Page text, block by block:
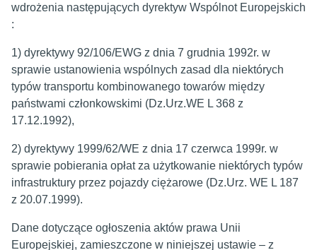
wdrożenia następujących dyrektyw Wspólnot Europejskich
:
1) dyrektywy 92/106/EWG z dnia 7 grudnia 1992r. w
sprawie ustanowienia wspólnych zasad dla niektórych
typów transportu kombinowanego towarów między
państwami członkowskimi (Dz.Urz.WE L 368 z
17.12.1992),
2) dyrektywy 1999/62/WE z dnia 17 czerwca 1999r. w
sprawie pobierania opłat za użytkowanie niektórych typów
infrastruktury przez pojazdy ciężarowe (Dz.Urz. WE L 187
z 20.07.1999).
Dane dotyczące ogłoszenia aktów prawa Unii
Europejskiej, zamieszczone w niniejszej ustawie – z